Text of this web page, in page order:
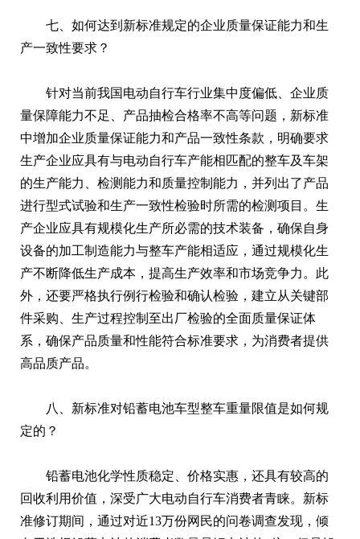
七、如何达到新标准规定的企业质量保证能力和生
产一致性要求？
针对当前我国电动自行车行业集中度偏低、企业质
量保障能力不足、产品抽检合格率不高等问题，新标准
中增加企业质量保证能力和产品一致性条款，明确要求
生产企业应具有与电动自行车产能相匹配的整车及车架
的生产能力、检测能力和质量控制能力，并列出了产品
进行型式试验和生产一致性检验时所需的检测项目。生
产企业应具有规模化生产所必需的技术装备，确保自身
设备的加工制造能力与整车产能相适应，通过规模化生
产不断降低生产成本，提高生产效率和市场竞争力。此
外，还要严格执行例行检验和确认检验，建立从关键部
件采购、生产过程控制至出厂检验的全面质量保证体
系，确保产品质量和性能符合标准要求，为消费者提供
高品质产品。
八、新标准对铅蓄电池车型整车重量限值是如何规
定的？
铅蓄电池化学性质稳定、价格实惠，还具有较高的
回收利用价值，深受广大电动自行车消费者青睐。新标
准修订期间，通过对近13万份网民的问卷调查发现，倾